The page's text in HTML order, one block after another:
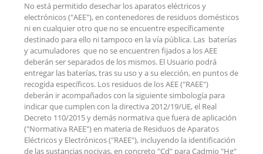
No está permitido desechar los aparatos eléctricos y
electrónicos ("AEE"), en contenedores de residuos domésticos
ni en cualquier otro que no se encuentre específicamente
destinado para ello ni tampoco en la vía pública. Las baterías
y acumuladores que no se encuentren fijados a los AEE
deberán ser separados de los mismos. El Usuario podrá
entregar las baterías, tras su uso y a su elección, en puntos de
recogida específicos. Los residuos de los AEE ("RAEE")
deberán ir acompañados con la siguiente simbología para
indicar que cumplen con la directiva 2012/19/UE, el Real
Decreto 110/2015 y demás normativa que fuera de aplicación
("Normativa RAEE") en materia de Residuos de Aparatos
Eléctricos y Electrónicos ("RAEE"), incluyendo la identificación
de las sustancias nocivas, en concreto "Cd" para Cadmio "Hg"